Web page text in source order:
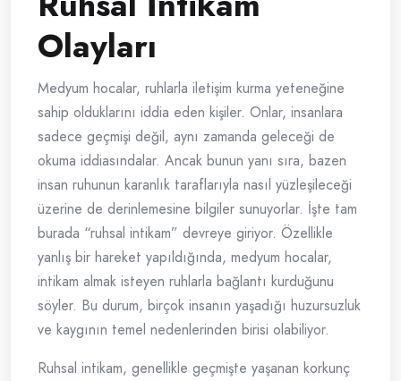
Olayları
Medyum hocalar, ruhlarla iletişim kurma yeteneğine
sahip olduklarını iddia eden kişiler. Onlar, insanlara
sadece geçmişi değil, aynı zamanda geleceği de
okuma iddiasındalar. Ancak bunun yanı sıra, bazen
insan ruhunun karanlık taraflarıyla nasıl yüzleşileceği
üzerine de derinlemesine bilgiler sunuyorlar. İşte tam
burada “ruhsal intikam” devreye giriyor. Özellikle
yanlış bir hareket yapıldığında, medyum hocalar,
intikam almak isteyen ruhlarla bağlantı kurduğunu
söyler. Bu durum, birçok insanın yaşadığı huzursuzluk
ve kaygının temel nedenlerinden birisi olabiliyor.
Ruhsal intikam, genellikle geçmişte yaşanan korkunç